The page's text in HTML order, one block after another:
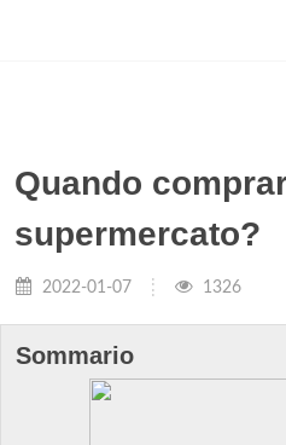
Quando
supermercato?
2022-01-07 1326
Sommario